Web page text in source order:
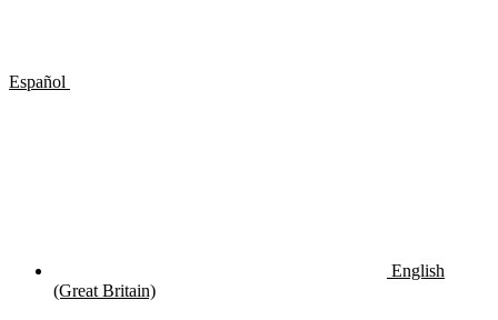
Español
English
(Great Britain)